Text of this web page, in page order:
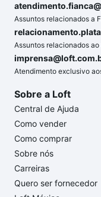
Assuntos relacionados a
Assuntos relacionados
Atendimento exclusivo
Sobre a Loft
Central de Ajuda
Como vender
Como comprar
Sobre nós
Carreiras
Quero ser fornecedor